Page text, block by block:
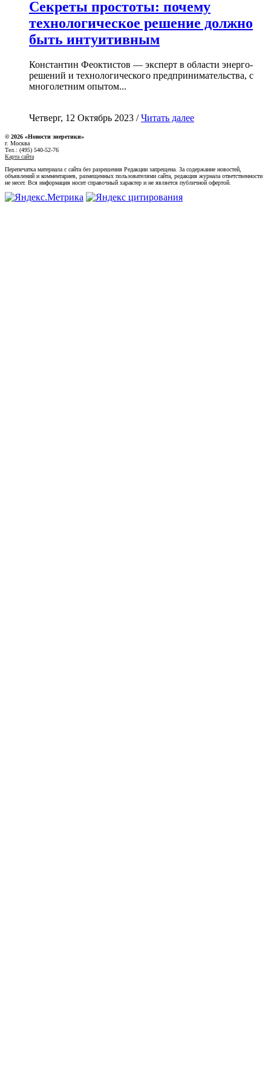
Секреты простоты: почему
технологическое решение должно
быть интуитивным
Константин Феоктистов — эксперт в области энерго-
решений и технологического предпринимательства, с
многолетним опытом...
Четверг, 12 Октябрь 2023 /Читать далее
© 2026 «Новости энеретики»
г. Москва
Тел.: (495) 540-52-76
Карта сайта
Перепечатка материала с сайта без разрешения Редакции запрещена. За содержание новостей,
объявлений и комментариев, размещенных пользователями сайта, редакция журнала ответственности
не несет. Вся информация носит справочный характер и не является публичной офертой.